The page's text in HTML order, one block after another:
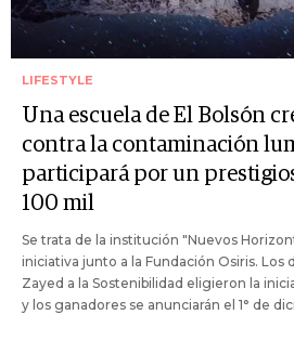
LIFESTYLE
Una escuela de El Bolsón
contra la contaminación
participará por un
100 mil
Se trata de la institución "Nuevos
iniciativa junto a la Fundación Osiris. Los
Zayed a la Sostenibilidad eligieron la
y los ganadores se anunciarán el 1° de